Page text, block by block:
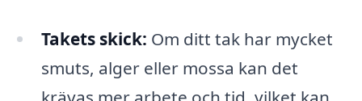
Takets skick: Om ditt tak har mycket
smuts, alger eller mossa kan det